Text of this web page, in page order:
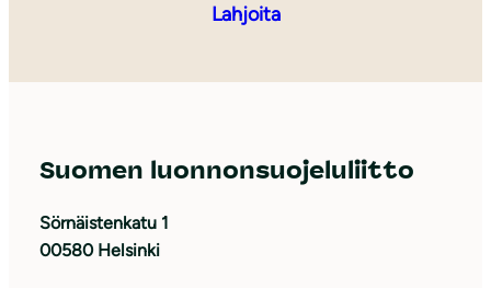
Lahjoita
Suomen luonnonsuojeluliitto
Sörnäistenkatu 1
00580 Helsinki